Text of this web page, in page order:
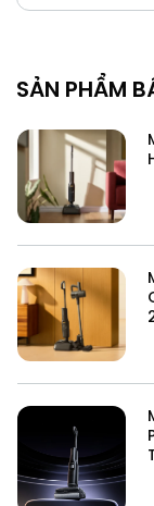
SẢN PHẨM